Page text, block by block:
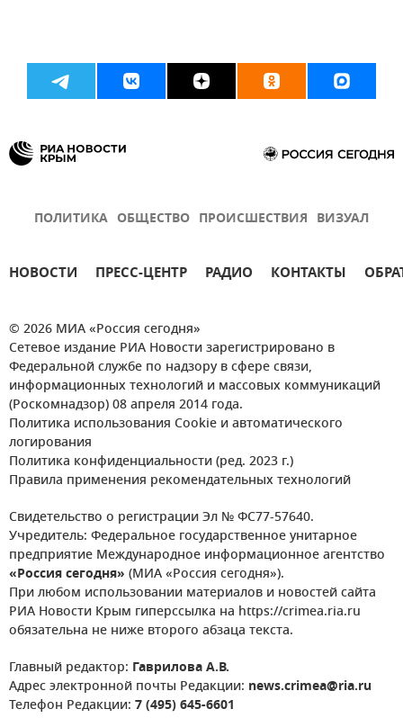
ПОЛИТИКА ОБЩЕСТВО ПРОИСШЕСТВИЯ ВИЗУАЛ
НОВОСТИ ПРЕСС-ЦЕНТР РАДИО КОНТАКТЫ
© 2026 МИА «Россия сегодня»
Сетевое издание РИА Новости зарегистрировано в
Федеральной службе по надзору в сфере связи,
информационных технологий и массовых коммуникаций
(Роскомнадзор) 08 апреля 2014 года.
Политика использования Cookie и автоматического
логирования
Политика конфиденциальности (ред. 2023 г.)
Правила применения рекомендательных технологий
Свидетельство о регистрации Эл № ФС77-57640.
Учредитель: Федеральное государственное унитарное
предприятие Международное информационное агентство
«Россия сегодня» (МИА «Россия сегодня»).
При любом использовании материалов и новостей сайта
РИА Новости Крым гиперссылка на https://crimea.ria.ru
обязательна не ниже второго абзаца текста.
Главный редактор: Гаврилова А.В.
Адрес электронной почты Редакции: news.crimea@ria.ru
Телефон Редакции: 7 (495) 645-6601